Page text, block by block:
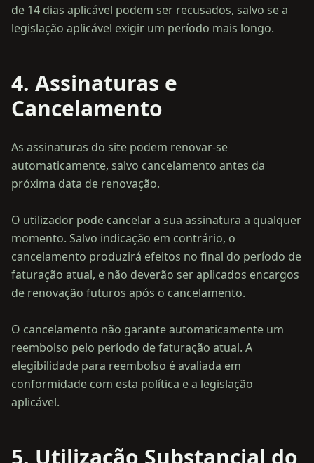
de 14 dias aplicável podem ser recusados, salvo se a
4. Assinaturas e
Cancelamento
As assinaturas do site podem renovar-se
automaticamente, salvo cancelamento antes da
próxima data de renovação.
O utilizador pode cancelar a sua assinatura a qualquer
momento. Salvo indicação em contrário, o
cancelamento produzirá efeitos no final do período de
faturação atual, e não deverão ser aplicados encargos
de renovação futuros após o cancelamento.
O cancelamento não garante automaticamente um
reembolso pelo período de faturação atual. A
elegibilidade para reembolso é avaliada em
conformidade com esta política e a legislação
5. Utilização Substancial do